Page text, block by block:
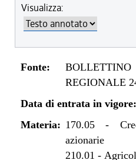
Visualizza:
Fonte:
REGIONALE
Data di entrata in vigore:
Materia: 170.05-
azionarie
210.01 -